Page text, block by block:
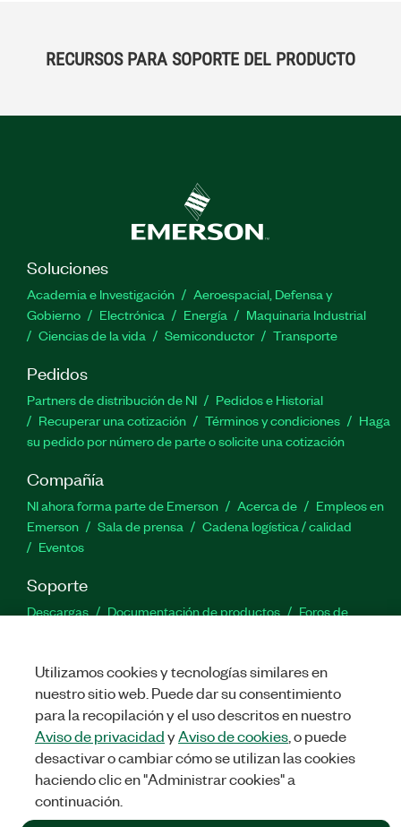
RECURSOS PARA SOPORTE DEL PRODUCTO
Soluciones
Academia e Investigación
Aeroespacial, Defensa y
Gobierno
Electrónica Energía
Maquinaria Industrial
Ciencias de la vida
Semiconductor Transporte
Pedidos
Partners de distribución de NI
Pedidos e Historial
Recuperar una cotización
Términos y condiciones
Haga
su pedido por número de parte o solicite una cotización
Compañía
NI ahora forma parte de Emerson Acerca de
Empleos en
Emerson
Sala de prensa
Cadena logística / calidad
Eventos
Soporte
Descargas Documentación de productos
Foros de
©NATIONAL INSTRUMENTS CORP. TODOS LOS DERECHOS
Utilizamos cookies y tecnologías similares en
nuestro sitio web. Puede dar su consentimiento
para la recopilación y el uso descritos en nuestro
Aviso de privacidadyAviso de cookies, o puede
desactivar o cambiar cómo se utilizan las cookies
haciendo clic en "Administrar cookies" a
continuación.